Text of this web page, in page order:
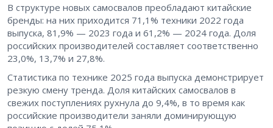
В структуре новых самосвалов преобладают китайские
бренды: на них приходится 71,1% техники 2022 года
выпуска, 81,9% — 2023 года и 61,2% — 2024 года. Доля
российских производителей составляет соответственно
23,0%, 13,7% и 27,8%.
Статистика по технике 2025 года выпуска демонстрирует
резкую смену тренда. Доля китайских самосвалов в
свежих поступлениях рухнула до 9,4%, в то время как
российские производители заняли доминирующую